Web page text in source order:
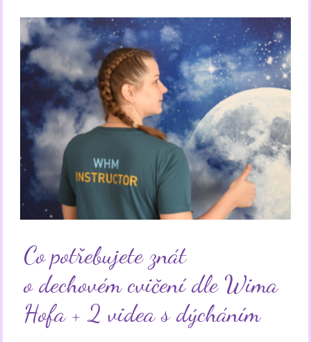
Co potřebujete znát
o dechovém cvičení dle Wima
Hofa + 2 videa s dýcháním